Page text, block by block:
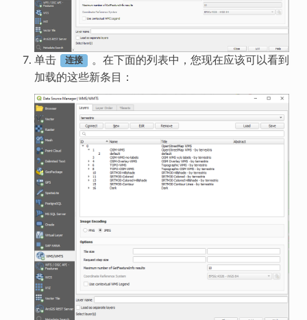
单击 连接
。在下面的列表中，您现在应该可以看到
加载的这些新条目：